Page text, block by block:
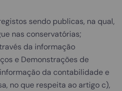
sendo publicas, na qual,
nas conservatórias;
da informação
e Demonstrações de
da contabilidade e
no que respeita ao artigo c),